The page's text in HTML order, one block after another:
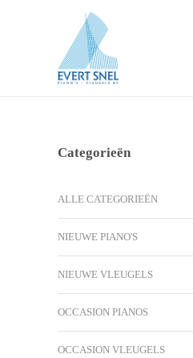
Categorieën
ALLE CATEGORIEËN
NIEUWE PIANO'S
NIEUWE VLEUGELS
OCCASION PIANOS
OCCASION VLEUGELS